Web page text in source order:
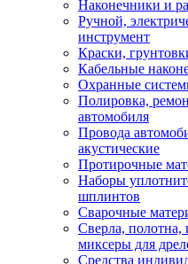
Наконечники и
Ручной,
инструмент
Краски,
Кабельные
Охранные
Полировка,
автомобиля
Провода
акустические
Протирочные
Наборы
шплинтов
Сварочные
Сверла,
миксеры для
Средства